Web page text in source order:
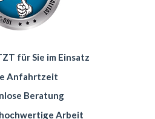
für Sie im Einsatz
Anfahrtzeit
Beratung
Arbeit